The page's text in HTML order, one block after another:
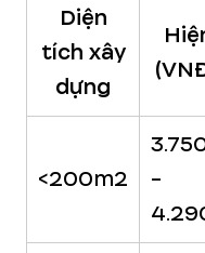
Diện
tích xây
dựng
<200m2
-